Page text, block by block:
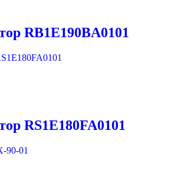
RB1E190BA0101
RS1E180FA0101